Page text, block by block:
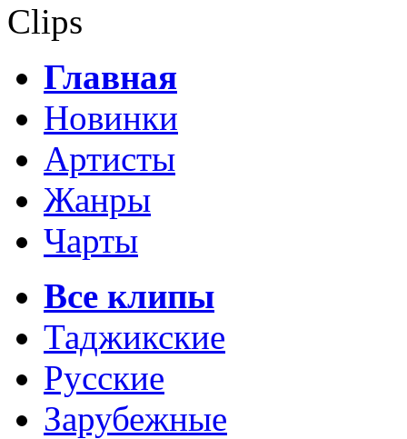
Clips
Главная
Новинки
Артисты
Жанры
Чарты
Все клипы
Таджикские
Русские
Зарубежные